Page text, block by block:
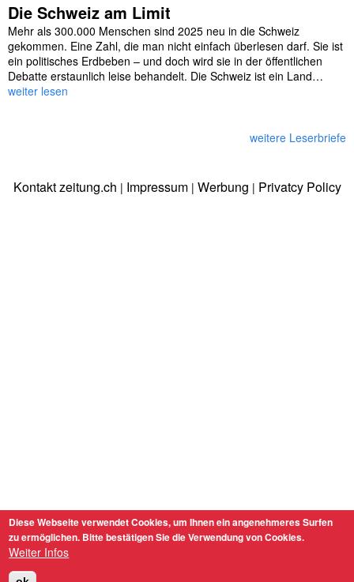
Die Schweiz am Limit
Mehr als 300.000 Menschen sind 2025 neu in die Schweiz
gekommen. Eine Zahl, die man nicht einfach überlesen darf. Sie ist
ein politisches Erdbeben – und doch wird sie in der öffentlichen
Debatte erstaunlich leise behandelt. Die Schweiz ist ein Land…
weiter lesen
weitere Leserbriefe
Kontakt zeitung.ch | Impressum| Werbung | Privatcy Policy
Diese Webseite verwendet Cookies, um Ihnen ein angenehmeres Surfen
zu ermöglichen. Bitte bestätigen Sie die Verwendung von Cookies.
Weiter Infos